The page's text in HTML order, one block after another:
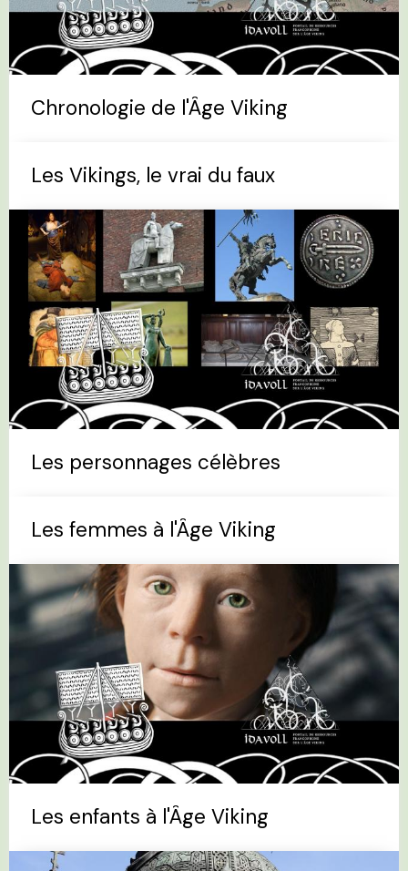
Chronologie de l'Âge Viking
Les Vikings, le vrai du faux
Les personnages célèbres
Les femmes à l'Âge Viking
Les enfants à l'Âge Viking